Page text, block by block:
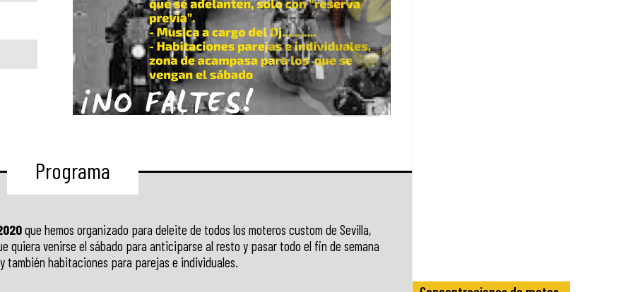
Programa
que hemos organizado para deleite de todos los moteros custom de Sevilla,
quiera venirse el sábado para anticiparse al resto y pasar todo el fin de semana
también habitaciones para parejas e individuales.